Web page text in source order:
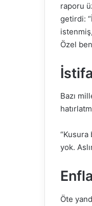
raporu
getirdi:
Özel
Bazı
yok.
Öte